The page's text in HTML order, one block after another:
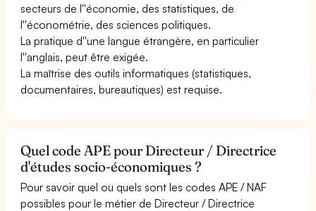
secteurs de l''économie, des statistiques, de
l''économétrie, des sciences politiques.
La pratique d''une langue étrangère, en particulier
l''anglais, peut être exigée.
La maîtrise des outils informatiques (statistiques,
documentaires, bureautiques) est requise.
Quel code APE pour Directeur / Directrice
d'études socio-économiques ?
Pour savoir quel ou quels sont les codes APE / NAF
possibles pour le métier de Directeur / Directrice